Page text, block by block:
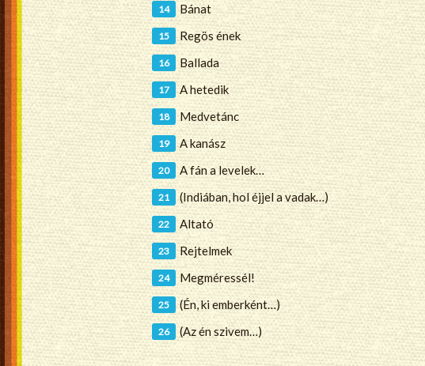
Bánat
Regös ének
Ballada
A hetedik
Medvetánc
A kanász
A fán a levelek…
(Indiában, hol éjjel a vadak…)
Altató
Rejtelmek
Megméressél!
(Én, ki emberként…)
(Az én szivem…)